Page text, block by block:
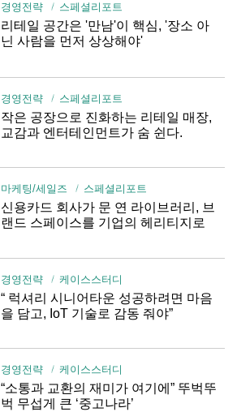
경영전략 스페셜리포트
리테일 공간은 '만남'이 핵심, '장소 아
닌 사람을 먼저 상상해야'
경영전략 스페셜리포트
작은 공장으로 진화하는 리테일 매장,
교감과 엔터테인먼트가 숨 쉰다.
마케팅/세일즈 스페셜리포트
신용카드 회사가 문 연 라이브러리, 브
랜드 스페이스를 기업의 헤리티지로
경영전략 케이스스터디
“ 럭셔리 시니어타운 성공하려면 마음
을 담고, IoT 기술로 감동 줘야”
경영전략 케이스스터디
“소통과 교환의 재미가 여기에” 뚜벅뚜
벅 무섭게 큰 ‘중고나라’